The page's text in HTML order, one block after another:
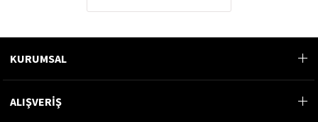
KURUMSAL
ALIŞVERİŞ